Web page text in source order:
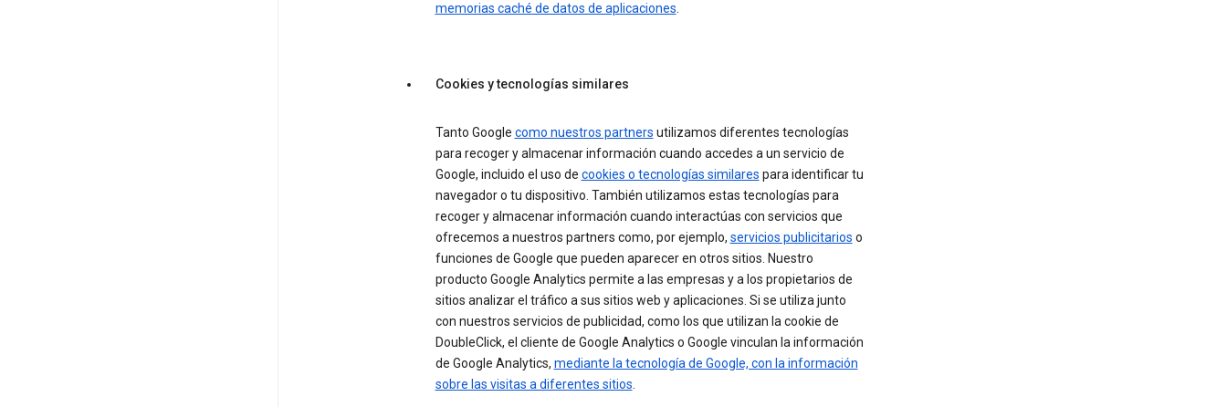
memorias caché de datos de aplicaciones.
Cookies y tecnologías similares
Tanto Google como nuestros partners utilizamos diferentes tecnologías
para recoger y almacenar información cuando accedes a un servicio de
Google, incluido el uso de cookies o tecnologías similares para identificar tu
navegador o tu dispositivo. También utilizamos estas tecnologías para
recoger y almacenar información cuando interactúas con servicios que
ofrecemos a nuestros partners como, por ejemplo, servicios publicitarios o
funciones de Google que pueden aparecer en otros sitios. Nuestro
producto Google Analytics permite a las empresas y a los propietarios de
sitios analizar el tráfico a sus sitios web y aplicaciones. Si se utiliza junto
con nuestros servicios de publicidad, como los que utilizan la cookie de
DoubleClick, el cliente de Google Analytics o Google vinculan la información
de Google Analytics, mediante la tecnología de Google, con la información
sobre las visitas a diferentes sitios.